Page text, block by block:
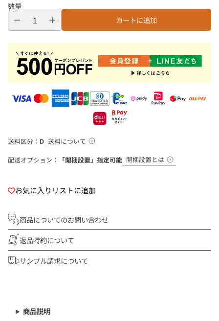
数量
カートに追加
送料区分： D 送料について
配送オプション： 「開梱設置」指定可能 開梱設置とは
お気に入りリストに追加
商品についてのお問い合わせ
返品特約について
サンプル請求について
商品説明